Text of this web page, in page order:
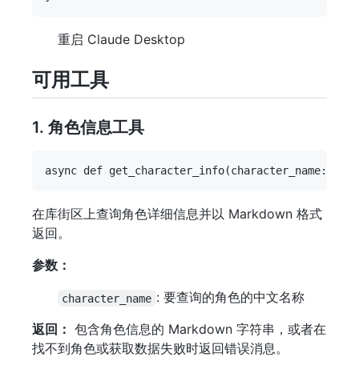
重启 Claude Desktop
可用工具
1. 角色信息工具
在库街区上查询角色详细信息并以 Markdown 格式
返回。
参数：
character_name : 要查询的角色的中文名称
返回： 包含角色信息的 Markdown 字符串，或者在
找不到角色或获取数据失败时返回错误消息。